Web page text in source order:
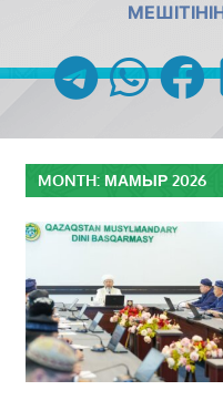
telegramwhatsapp
MONTH: МАМЫР 2026